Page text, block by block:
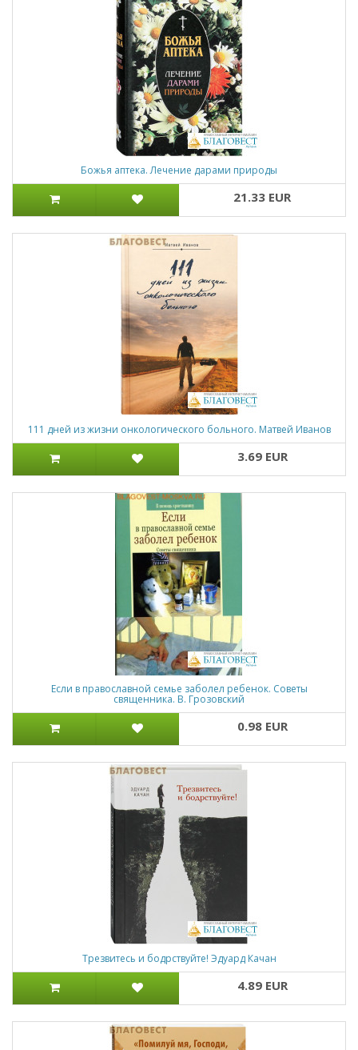
Божья аптека. Лечение дарами природы
21.33 EUR
111 дней из жизни онкологического больного. Матвей Иванов
3.69 EUR
Если в православной семье заболел ребенок. Советы
священника. В. Грозовский
0.98 EUR
Трезвитесь и бодрствуйте! Эдуард Качан
4.89 EUR